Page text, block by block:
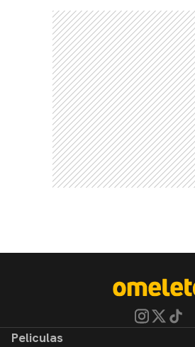
Peliculas